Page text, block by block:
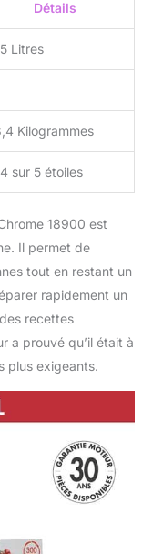
Détails
Litres
Kilogrammes
sur 5 étoiles
18900 est
Il permet de
tout en restant un
rapidement un
recettes
a prouvé qu’il était à
plus exigeants.